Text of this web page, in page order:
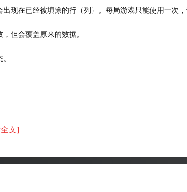
现在已经被填涂的行（列）。每局游戏只能使用一次
但会覆盖原来的数据。
文]